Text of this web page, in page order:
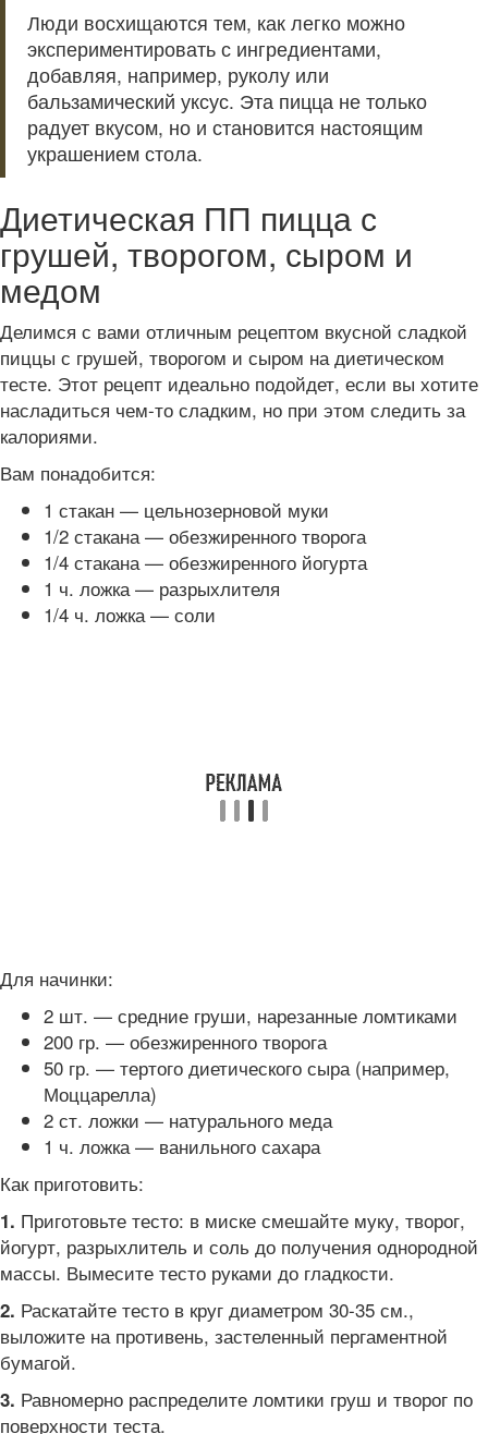
Люди восхищаются тем, как легко можно
экспериментировать с ингредиентами,
добавляя, например, руколу или
бальзамический уксус. Эта пицца не только
радует вкусом, но и становится настоящим
украшением стола.
Диетическая ПП пицца с
грушей, творогом, сыром и
медом
Делимся с вами отличным рецептом вкусной сладкой
пиццы с грушей, творогом и сыром на диетическом
тесте. Этот рецепт идеально подойдет, если вы хотите
насладиться чем-то сладким, но при этом следить за
калориями.
Вам понадобится:
1 стакан — цельнозерновой муки
1/2 стакана — обезжиренного творога
1/4 стакана — обезжиренного йогурта
1 ч. ложка — разрыхлителя
1/4 ч. ложка — соли
Для начинки:
2 шт. — средние груши, нарезанные ломтиками
200 гр. — обезжиренного творога
50 гр. — тертого диетического сыра (например,
Моццарелла)
2 ст. ложки — натурального меда
1 ч. ложка — ванильного сахара
Как приготовить:
1. Приготовьте тесто: в миске смешайте муку, творог,
йогурт, разрыхлитель и соль до получения однородной
массы. Вымесите тесто руками до гладкости.
2. Раскатайте тесто в круг диаметром 30-35 см.,
выложите на противень, застеленный пергаментной
бумагой.
3. Равномерно распределите ломтики груш и творог по
поверхности теста.